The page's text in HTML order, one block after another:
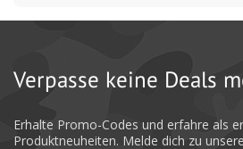
Verpasse keine Deals
Erhalte Promo-Codes und erfahre als
Produktneuheiten. Melde dich zu